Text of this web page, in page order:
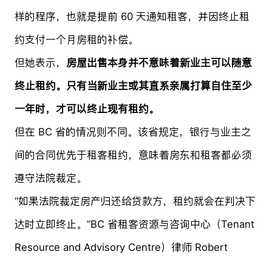
样的程序，也就是提前 60 天通知租客，并因终止租
约支付一个月房租的补偿。
但她表示，
房屋出售本身并不意味着新业主可以随意
终止租约。只有当新业主或其直系亲属打算自住至少
一年时，才可以终止现有租约。
但在 BC 省的情况则不同。该省规定，银行与业主之
间的合同优先于租客租约，意味着房东和租客都必须
遵守法院裁定。
“如果法院裁定房产归还给贷款方，租约就会在判决下
达时立即终止。”BC 省租客资源与咨询中心（Tenant
Resource and Advisory Centre）律师 Robert